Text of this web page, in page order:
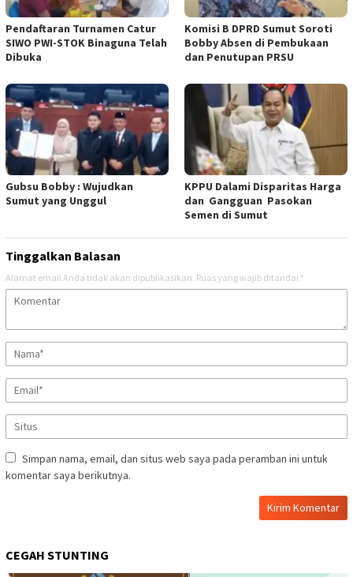
Pendaftaran Turnamen Catur
SIWO PWI-STOK Binaguna Telah
Dibuka
Komisi B DPRD Sumut Soroti
Bobby Absen di Pembukaan
dan Penutupan PRSU
Gubsu Bobby : Wujudkan
Sumut yang Unggul
KPPU Dalami Disparitas Harga
dan Gangguan Pasokan
Semen di Sumut
Tinggalkan Balasan
Alamat email Anda tidak akan dipublikasikan. Ruas yang wajib ditandai *
Simpan nama, email, dan situs web saya pada peramban ini untuk
komentar saya berikutnya.
CEGAH STUNTING